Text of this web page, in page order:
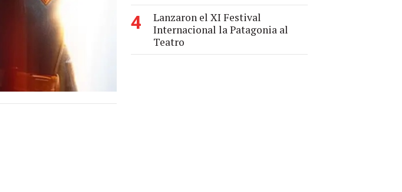
4
Lanzaron el XI Festival
Internacional la Patagonia al
Teatro